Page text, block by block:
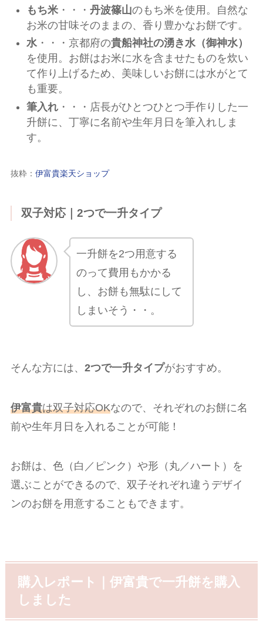
もち米・・・ 丹波篠山のもち米を使用。自然な
お米の甘味そのままの、香り豊かなお餅です。
水・・・京都府の貴船神社の湧き水（御神水）
を使用。お餅はお米に水を含ませたものを炊い
て作り上げるため、美味しいお餅には水がとて
も重要。
筆入れ・・・店長がひとつひとつ手作りした一
升餅に、丁寧に名前や生年月日を筆入れしま
す。
抜粋： 伊富貴楽天ショップ
双子対応｜2つで一升タイプ
一升餅を2つ用意する
のって費用もかかる
し、お餅も無駄にして
しまいそう・・。
そんな方には、 2つで一升タイプがおすすめ。
伊富貴は双子対応OKなので、それぞれのお餅に名
前や生年月日を入れることが可能！
お餅は、色（白／ピンク）や形（丸／ハート）を
選ぶことができるので、双子それぞれ違うデザイ
ンのお餅を用意することもできます。
購入レポート｜伊富貴で一升餅を購入
しました